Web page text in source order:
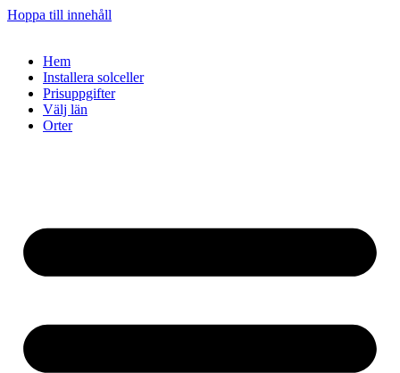
Hoppa till innehåll
Hem
Installera solceller
Prisuppgifter
Välj län
Orter